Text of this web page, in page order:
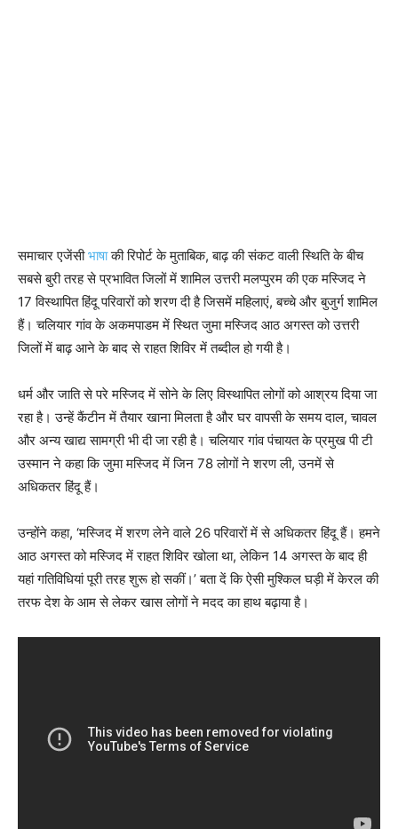
समाचार एजेंसीभाषाकी रिपोर्ट के मुताबिक, बाढ़ की संकट वाली स्थिति के बीच
सबसे बुरी तरह से प्रभावित जिलों में शामिल उत्तरी मलप्पुरम की एक मस्जिद ने
17 विस्थापित हिंदू परिवारों को शरण दी है जिसमें महिलाएं, बच्चे और बुजुर्ग शामिल
हैं। चलियार गांव के अकमपाडम में स्थित जुमा मस्जिद आठ अगस्त को उत्तरी
जिलों में बाढ़ आने के बाद से राहत शिविर में तब्दील हो गयी है।
धर्म और जाति से परे मस्जिद में सोने के लिए विस्थापित लोगों को आश्रय दिया जा
रहा है। उन्हें कैंटीन में तैयार खाना मिलता है और घर वापसी के समय दाल, चावल
और अन्य खाद्य सामग्री भी दी जा रही है। चलियार गांव पंचायत के प्रमुख पी टी
उस्मान ने कहा कि जुमा मस्जिद में जिन 78 लोगों ने शरण ली, उनमें से
अधिकतर हिंदू हैं।
उन्होंने कहा, ‘मस्जिद में शरण लेने वाले 26 परिवारों में से अधिकतर हिंदू हैं। हमने
आठ अगस्त को मस्जिद में राहत शिविर खोला था, लेकिन 14 अगस्त के बाद ही
यहां गतिविधियां पूरी तरह शुरू हो सकीं।’ बता दें कि ऐसी मुश्किल घड़ी में केरल की
तरफ देश के आम से लेकर खास लोगों ने मदद का हाथ बढ़ाया है।